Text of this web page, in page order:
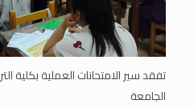
تفقد سير الامتحانات العملية بكلية
الجامعة